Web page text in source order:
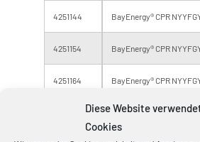
Diese Website
Cookies
4251144 BayEnergy® CPR
4251154 BayEnergy® CPR
4251164 BayEnergy® CPR
BayEnergy® CPR